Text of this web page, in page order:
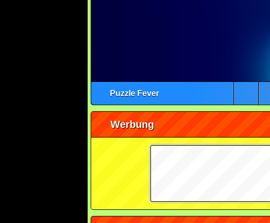
Puzzle Fever
Werbung